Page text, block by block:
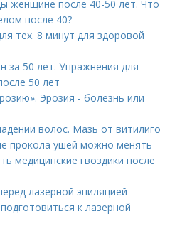
женщине после 40-50 лет. Что
после 40?
тех. 8 минут для здоровой
за 50 лет. Упражнения для
50 лет
Эрозия - болезнь или
волос. Мазь от витилиго
прокола ушей можно менять
медицинские гвоздики после
лазерной эпиляцией
к лазерной